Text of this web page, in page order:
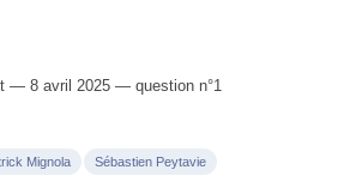
— 8 avril 2025 — question n°1
Mignola Sébastien Peytavie